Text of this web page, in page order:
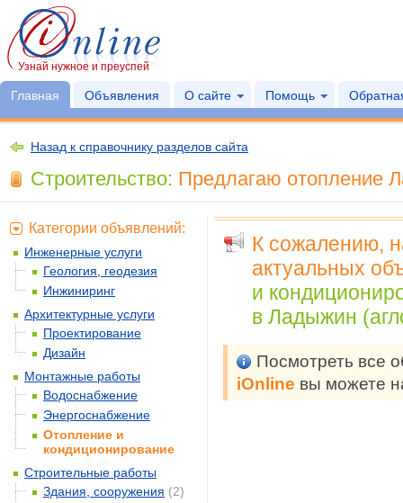
Узнай нужное и преуспей
Главная Объявления О сайте Помощь
Назад к справочнику разделов сайта
Строительство: Предлагаю отопление
К сожалению,
актуальных
и
в Ладыжин
Посмотреть все
iOnline вы можете
Категории объявлений:
Инженерные услуги
Геология, геодезия
Инжиниринг
Архитектурные услуги
Проектирование
Дизайн
Монтажные работы
Водоснабжение
Энергоснабжение
Отопление и
кондиционирование
Строительные работы
Здания, сооружения (2)